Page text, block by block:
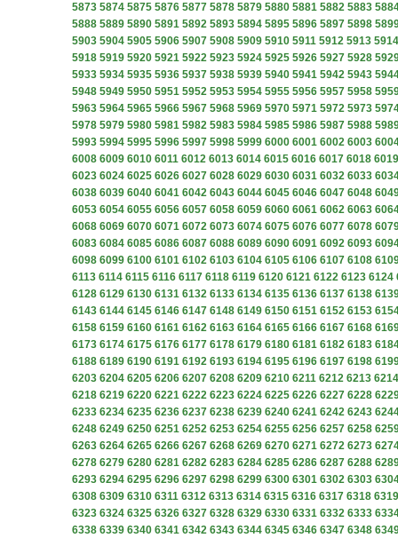
5873 5874 5875 5876 5877 5878 5879 5880 5881 5882 5883
5888 5889 5890 5891 5892 5893 5894 5895 5896 5897 5898
5903 5904 5905 5906 5907 5908 5909 5910 5911 5912 5913 5914
5918 5919 5920 5921 5922 5923 5924 5925 5926 5927 5928
5933 5934 5935 5936 5937 5938 5939 5940 5941 5942 5943
5948 5949 5950 5951 5952 5953 5954 5955 5956 5957 5958
5963 5964 5965 5966 5967 5968 5969 5970 5971 5972 5973
5978 5979 5980 5981 5982 5983 5984 5985 5986 5987 5988
5993 5994 5995 5996 5997 5998 5999 6000 6001 6002 6003
6008 6009 6010 6011 6012 6013 6014 6015 6016 6017 6018 6019
6023 6024 6025 6026 6027 6028 6029 6030 6031 6032 6033
6038 6039 6040 6041 6042 6043 6044 6045 6046 6047 6048
6053 6054 6055 6056 6057 6058 6059 6060 6061 6062 6063
6068 6069 6070 6071 6072 6073 6074 6075 6076 6077 6078
6083 6084 6085 6086 6087 6088 6089 6090 6091 6092 6093
6098 6099 6100 6101 6102 6103 6104 6105 6106 6107 6108
6113 6114 6115 6116 6117 6118 6119 6120 6121 6122 6123 6124
6128 6129 6130 6131 6132 6133 6134 6135 6136 6137 6138
6143 6144 6145 6146 6147 6148 6149 6150 6151 6152 6153
6158 6159 6160 6161 6162 6163 6164 6165 6166 6167 6168
6173 6174 6175 6176 6177 6178 6179 6180 6181 6182 6183
6188 6189 6190 6191 6192 6193 6194 6195 6196 6197 6198
6203 6204 6205 6206 6207 6208 6209 6210 6211 6212 6213 6214
6218 6219 6220 6221 6222 6223 6224 6225 6226 6227 6228
6233 6234 6235 6236 6237 6238 6239 6240 6241 6242 6243
6248 6249 6250 6251 6252 6253 6254 6255 6256 6257 6258
6263 6264 6265 6266 6267 6268 6269 6270 6271 6272 6273
6278 6279 6280 6281 6282 6283 6284 6285 6286 6287 6288
6293 6294 6295 6296 6297 6298 6299 6300 6301 6302 6303
6308 6309 6310 6311 6312 6313 6314 6315 6316 6317 6318 6319
6323 6324 6325 6326 6327 6328 6329 6330 6331 6332 6333
6338 6339 6340 6341 6342 6343 6344 6345 6346 6347 6348